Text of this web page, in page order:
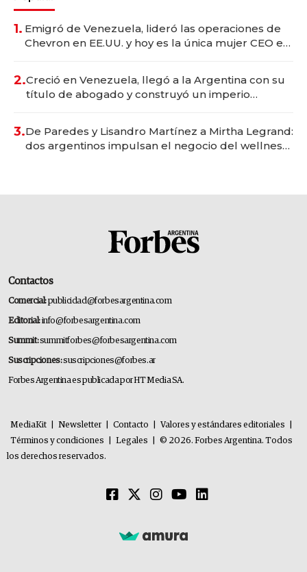
1. Emigró de Venezuela, lideró las operaciones de
Chevron en EE.UU. y hoy es la única mujer CEO en
2.Creció en Venezuela, llegó a la Argentina con su
título de abogado y construyó un imperio
3.De Paredes y Lisandro Martínez a Mirtha Legrand:
dos argentinos impulsan el negocio del wellness
Contactos
Comercial:publicidad@forbesargentina.com
Editorial:info@forbesargentina.com
Summit:summitforbes@forbesargentina.com
Suscripciones:suscripciones@forbes.ar
Forbes Argentina es publicada por HT Media SA.
MediaKit Newsletter Contacto Valores y estándares editoriales
Términos y condiciones
Legales
© 2026. Forbes Argentina. Todos
los derechos reservados.